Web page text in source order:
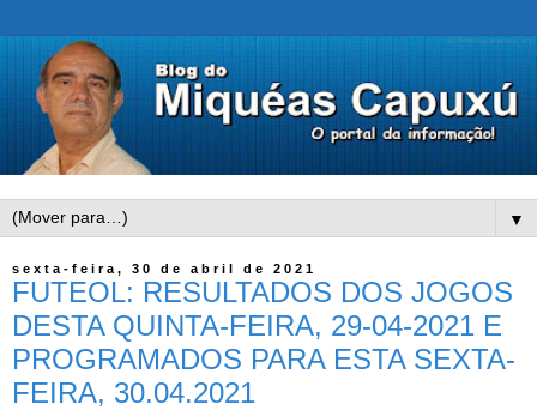
▼
sexta-feira, 30 de abril de 2021
FUTEOL: RESULTADOS DOS JOGOS
DESTA QUINTA-FEIRA, 29-04-2021 E
PROGRAMADOS PARA ESTA SEXTA-
FEIRA, 30.04.2021